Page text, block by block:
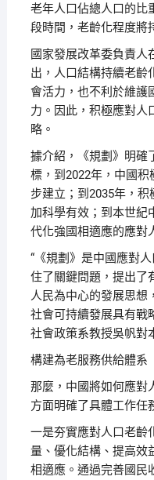
老年人口佔總人口的比
段時間，老齡化程度將
國家發展改革委負責人
出，人口結構持續老齡
會活力，也不利於維護
力。因此，积極應對人
略。
據介紹，《規劃》明確
標，到2022年，中國
步建立；到2035年，
加科學有效；到本世紀
代化強國相適應的應對
“《規劃》是中國應對
住了關鍵問題，提出了
人民為中心的發展思想
社會可持續發展具有戰
社會政策系教授吳帆對
構建為老服務供給體系
那麼，中國將如何應對
方面明確了具體工作任
一是夯實應對人口老齡
量、優化結構、提高效
相適應。通過完善國民